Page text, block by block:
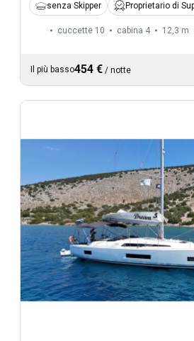
senza Skipper Proprietario di
cuccette 10 cabina 4 12,3 m
Il più basso454 € / notte